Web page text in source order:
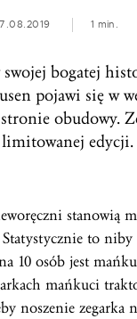
7.08.2019 1 min.
swojej bogatej
pojawi się w
obudowy.
limitowanej edycji.
stanowią
Statystycznie to
10 osób jest
mańkuci
noszenie zegarka